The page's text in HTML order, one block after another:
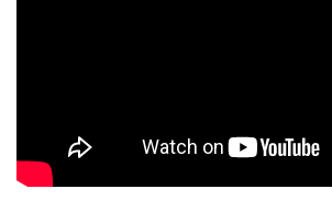
Αθλητισμός
Κύπρος
Geek
Νέα